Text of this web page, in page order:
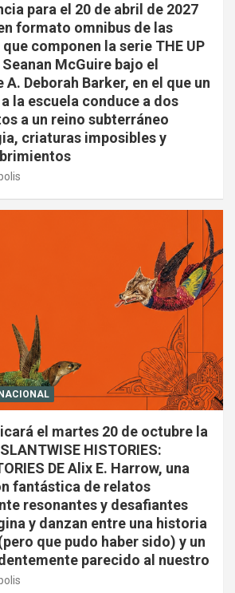
para el 20 de abril de 2027
formato omnibus de las
componen la serie THE UP
Seanan McGuire bajo el
Deborah Barker, en el que un
la escuela conduce a dos
a un reino subterráneo
criaturas imposibles y
el martes 20 de octubre la
HISTORIES:
DE Alix E. Harrow, una
fantástica de relatos
resonantes y desafiantes
y danzan entre una historia
que pudo haber sido) y un
parecido al nuestro